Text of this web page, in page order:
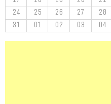
24
25 26 27 28
31
01 02 03 04